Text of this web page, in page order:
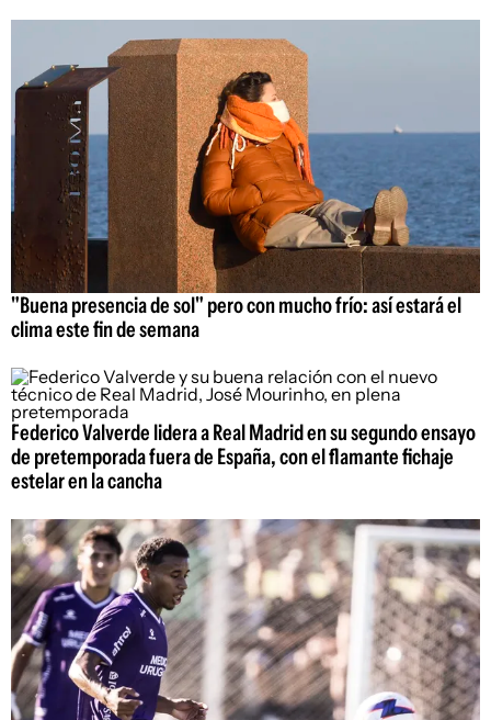
"Buena presencia de sol" pero con mucho frío: así estará el
clima este fin de semana
Federico Valverde lidera a Real Madrid en su segundo ensayo
de pretemporada fuera de España, con el flamante fichaje
estelar en la cancha